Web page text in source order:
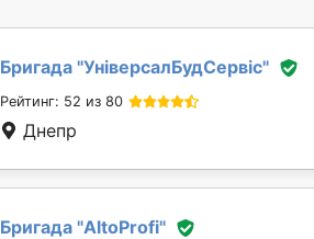
Бригада "УніверсалБудСервіс"
Рейтинг: 52 из 80
Днепр
Бригада "AltoProfi"